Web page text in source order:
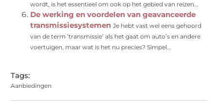
wordt, is het essentieel om ook op het gebied van reizen...
De werking en voordelen van geavanceerde
transmissiesystemen Je hebt vast wel eens gehoord
van de term ’transmissie’ als het gaat om auto’s en andere
voertuigen, maar wat is het nu precies? Simpel...
Tags:
Aanbiedingen